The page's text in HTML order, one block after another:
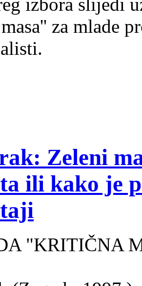
za mlade
Zeleni
ili kako je
"KRITIČNA